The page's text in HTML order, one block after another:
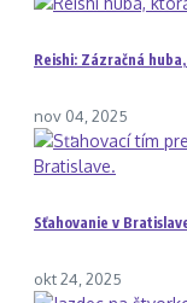
Reishi: Zázračná
nov 04, 2025
Sťahovanie v
okt 24, 2025